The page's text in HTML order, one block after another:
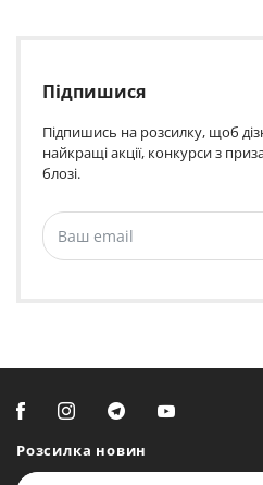
Підпишися
Підпишись на розсилку, щоб
найкращі акції, конкурси з
блозі.
Розсилка новин